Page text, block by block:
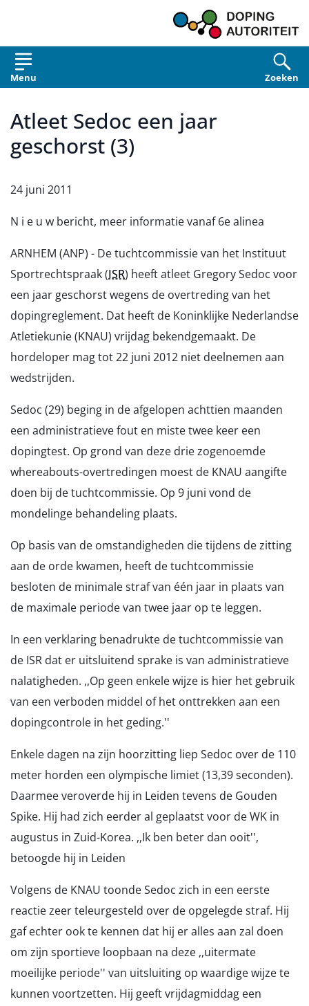
Menu Zoeken
Atleet Sedoc een jaar
geschorst (3)
24 juni 2011
N i e u w bericht, meer informatie vanaf 6e alinea
ARNHEM (ANP) - De tuchtcommissie van het Instituut
Sportrechtspraak (ISR) heeft atleet Gregory Sedoc voor
een jaar geschorst wegens de overtreding van het
dopingreglement. Dat heeft de Koninklijke Nederlandse
Atletiekunie (KNAU) vrijdag bekendgemaakt. De
hordeloper mag tot 22 juni 2012 niet deelnemen aan
wedstrijden.
Sedoc (29) beging in de afgelopen achttien maanden
een administratieve fout en miste twee keer een
dopingtest. Op grond van deze drie zogenoemde
whereabouts-overtredingen moest de KNAU aangifte
doen bij de tuchtcommissie. Op 9 juni vond de
mondelinge behandeling plaats.
Op basis van de omstandigheden die tijdens de zitting
aan de orde kwamen, heeft de tuchtcommissie
besloten de minimale straf van één jaar in plaats van
de maximale periode van twee jaar op te leggen.
In een verklaring benadrukte de tuchtcommissie van
de ISR dat er uitsluitend sprake is van administratieve
nalatigheden. ,,Op geen enkele wijze is hier het gebruik
van een verboden middel of het onttrekken aan een
dopingcontrole in het geding.''
Enkele dagen na zijn hoorzitting liep Sedoc over de 110
meter horden een olympische limiet (13,39 seconden).
Daarmee veroverde hij in Leiden tevens de Gouden
Spike. Hij had zich eerder al geplaatst voor de WK in
augustus in Zuid-Korea. ,,Ik ben beter dan ooit'',
betoogde hij in Leiden
Volgens de KNAU toonde Sedoc zich in een eerste
reactie zeer teleurgesteld over de opgelegde straf. Hij
gaf echter ook te kennen dat hij er alles aan zal doen
om zijn sportieve loopbaan na deze ,,uitermate
moeilijke periode'' van uitsluiting op waardige wijze te
kunnen voortzetten. Hij geeft vrijdagmiddag een